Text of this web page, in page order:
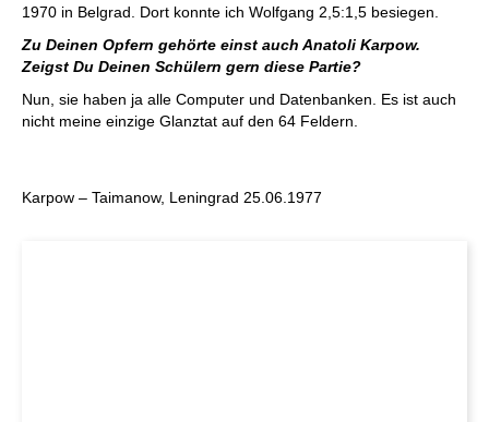
1970 in Belgrad. Dort konnte ich Wolfgang 2,5:1,5 besiegen.
Zu Deinen Opfern gehörte einst auch Anatoli Karpow.
Zeigst Du Deinen Schülern gern diese Partie?
Nun, sie haben ja alle Computer und Datenbanken. Es ist auch
nicht meine einzige Glanztat auf den 64 Feldern.
Karpow – Taimanow, Leningrad 25.06.1977